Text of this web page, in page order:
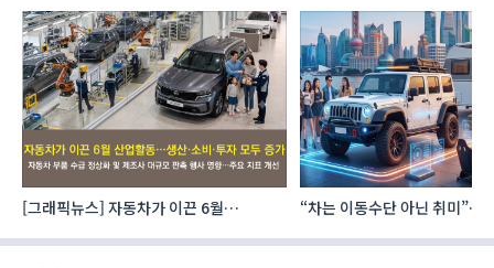
[그래픽뉴스] 자동차가 이끈 6월
“차는 이동수단 아닌 취미”…